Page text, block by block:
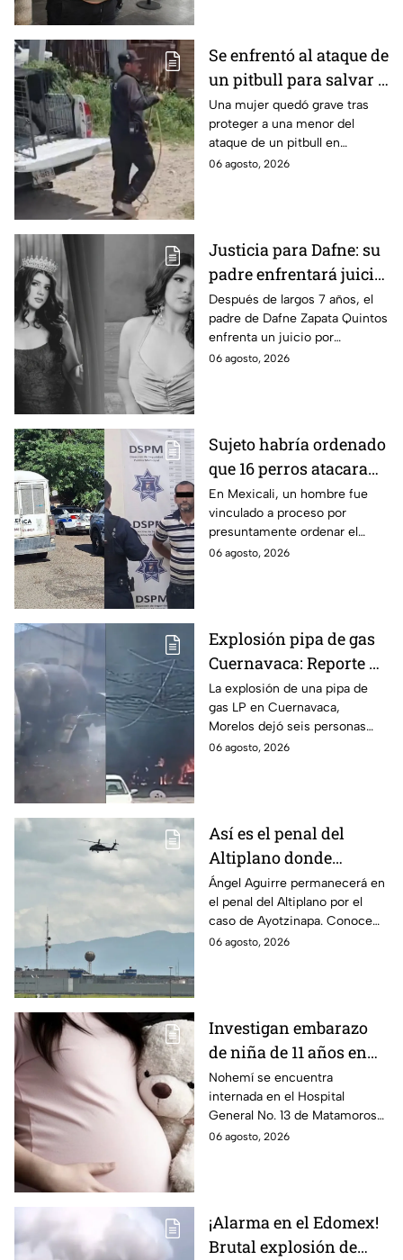
Se enfrentó al ataque de
un pitbull para salvar a
una menor; hoy lucha
por su vida en Zapopan
Una mujer quedó grave tras
proteger a una menor del
ataque de un pitbull en
Zapopan; la víctima sufrió
06 agosto, 2026
Justicia para Dafne: su
padre enfrentará juicio
por presunto abuso
cometido en 2019 en
Tamaulipas
Después de largos 7 años, el
padre de Dafne Zapata Quintos
enfrenta un juicio por
presuntamente abusar de la
06 agosto, 2026
Sujeto habría ordenado
que 16 perros atacaran
a su hermana con
discapacidad en
Mexicali, BC
En Mexicali, un hombre fue
vinculado a proceso por
presuntamente ordenar el
ataque de 16 perros contra su
06 agosto, 2026
Explosión pipa de gas
Cuernavaca: Reporte de
víctimas tras estallido
en Morelos
La explosión de una pipa de
gas LP en Cuernavaca,
Morelos dejó seis personas
hospitalizadas. IMSS informó
06 agosto, 2026
Así es el penal del
Altiplano donde
permanecerá Ángel
Aguirre por caso
Ayotzinapa
Ángel Aguirre permanecerá en
el penal del Altiplano por el
caso de Ayotzinapa. Conoce
dónde está, cómo es esta
06 agosto, 2026
Investigan embarazo
de niña de 11 años en
Matamoros,
Tamaulipas; ¿qué pasó
con Nohemí?
Nohemí se encuentra
internada en el Hospital
General No. 13 de Matamoros
tras complicaciones por un
06 agosto, 2026
¡Alarma en el Edomex!
Brutal explosión de